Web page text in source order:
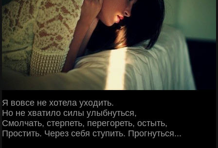
Я вовсе не хотела уходить.
Но не хватило силы улыбнуться,
Смолчать, стерпеть, перегореть, остыть,
Простить. Через себя ступить. Прогнуться...